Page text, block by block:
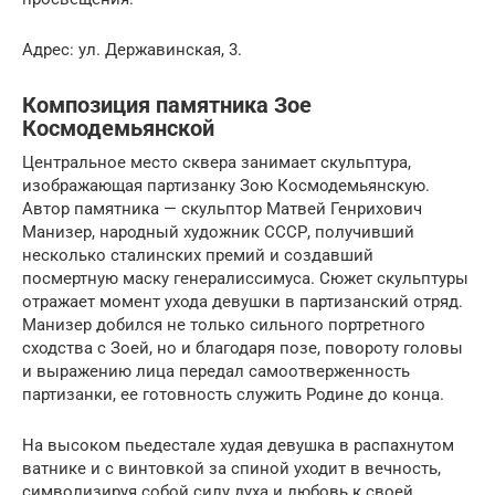
Адрес: ул. Державинская, 3.
Композиция памятника Зое
Космодемьянской
Центральное место сквера занимает скульптура,
изображающая партизанку Зою Космодемьянскую.
Автор памятника — скульптор Матвей Генрихович
Манизер, народный художник СССР, получивший
несколько сталинских премий и создавший
посмертную маску генералиссимуса. Сюжет скульптуры
отражает момент ухода девушки в партизанский отряд.
Манизер добился не только сильного портретного
сходства с Зоей, но и благодаря позе, повороту головы
и выражению лица передал самоотверженность
партизанки, ее готовность служить Родине до конца.
На высоком пьедестале худая девушка в распахнутом
ватнике и с винтовкой за спиной уходит в вечность,